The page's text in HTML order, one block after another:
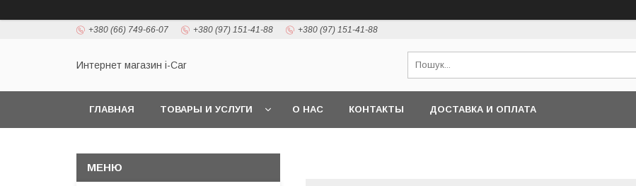
+380 (66) 749-66-07 +380 (97) 151-41-88 +380 (97) 151-41-88
Интернет магазин i-Car
ГЛАВНАЯ ТОВАРЫ И УСЛУГИ О НАС КОНТАКТЫ ДОСТАВКА И ОПЛАТА